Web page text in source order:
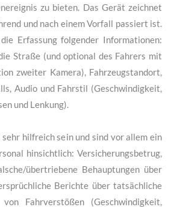
(150°), um eine umfassende
zu bieten. Das Gerät zeichnet
und nach einem Vorfall passiert ist.
Erfassung folgender Informationen:
Straße (und optional des Fahrers mit
zweiter Kamera), Fahrzeugstandort,
Audio und Fahrstil (Geschwindigkeit,
hilfreich sein und sind vor allem ein
hinsichtlich: Versicherungsbetrug,
übertriebene Behauptungen über
Berichte über tatsächliche